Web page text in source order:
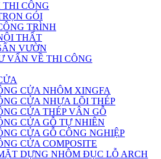
CÔNG
GÓI
TRÌNH
THẤT
VƯỜN
VẤN VỀ THI CÔNG
CỬA NHÔM XINGFA
CỬA NHỰA LÕI THÉP
CỬA THÉP VÂN GỖ
CỬA GỖ TỰ NHIÊN
CỬA GỖ CÔNG NGHIỆP
CỬA COMPOSITE
DỰNG NHÔM ĐỤC LỖ ARCH